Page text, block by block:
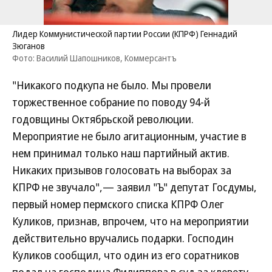
Лидер Коммунистической партии России (КПРФ) Геннадий
Зюганов
Фото: Василий Шапошников, Коммерсантъ
"Никакого подкупа не было. Мы провели
торжественное собрание по поводу 94-й
годовщины Октябрьской революции.
Мероприятие не было агитационным, участие в
нем принимал только наш партийный актив.
Никаких призывов голосовать на выборах за
КПРФ не звучало",— заявил "Ъ" депутат Госдумы,
первый номер пермского списка КПРФ Олег
Куликов, признав, впрочем, что на мероприятии
действительно вручались подарки. Господин
Куликов сообщил, что один из его соратников